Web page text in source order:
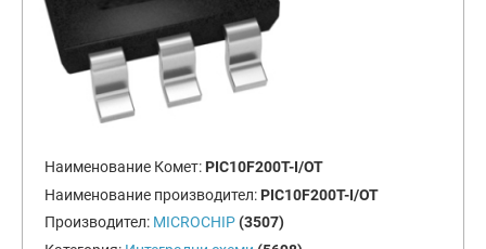
Наименование Комет: PIC10F200T-I/OT
Наименование производител: PIC10F200T-I/OT
Производител: MICROCHIP (3507)